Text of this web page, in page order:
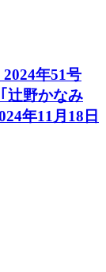
年51号
辻野かなみ
年11月18日